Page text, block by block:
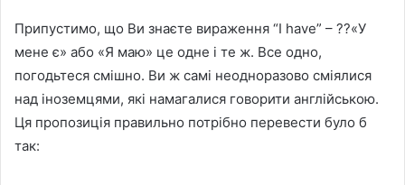
Припустимо, що Ви знаєте вираження “I have” – ??«У
мене є» або «Я маю» це одне і те ж. Все одно,
погодьтеся смішно. Ви ж самі неодноразово сміялися
над іноземцями, які намагалися говорити англійською.
Ця пропозиція правильно потрібно перевести було б
так: